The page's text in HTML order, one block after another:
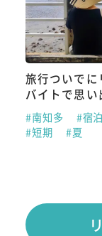
旅行ついでに
バイトで思い
#南知多
#宿
#短期
#夏